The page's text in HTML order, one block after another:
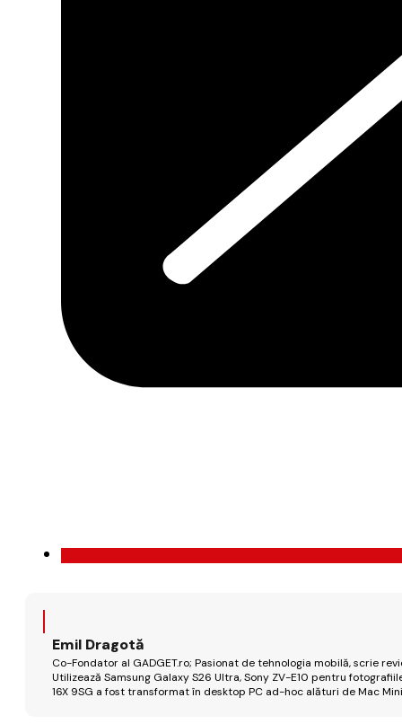
Emil Dragotă
Co-Fondator al GADGET.ro; Pasionat de tehnologia mobilă, scrie
Utilizează Samsung Galaxy S26 Ultra, Sony ZV-E10 pentru
16X 9SG a fost transformat în desktop PC ad-hoc alături de Mac